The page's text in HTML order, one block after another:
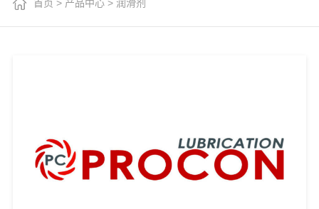
首页 > 产品中心> 润滑剂